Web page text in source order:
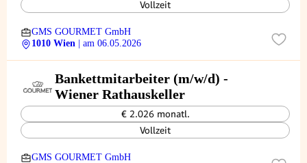
Vollzeit
GMS GOURMET GmbH
1010 Wien
| am 06.05.2026
Bankettmitarbeiter (m/w/d) -
Wiener Rathauskeller
€ 2.026 monatl.
Vollzeit
GMS GOURMET GmbH